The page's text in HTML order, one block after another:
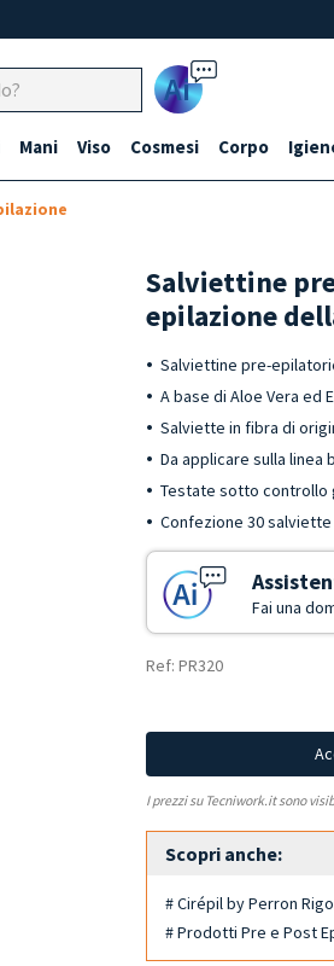
Ai
Mani Viso Cosmesi Corpo
Salviettine
epilazione
Salviettine pre-
A base di Aloe Vera ed
Salviette in fibra di
Da applicare sulla linea
Testate sotto controllo
Confezione 30 salviette
Fai una
Ref: PR320
I prezzi su Tecniwork.it sono
Scopri anche:
# Cirépil by Perron
# Prodotti Pre e Post